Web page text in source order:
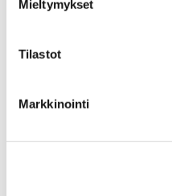
Mieltymykset
Tilastot
Markkinointi